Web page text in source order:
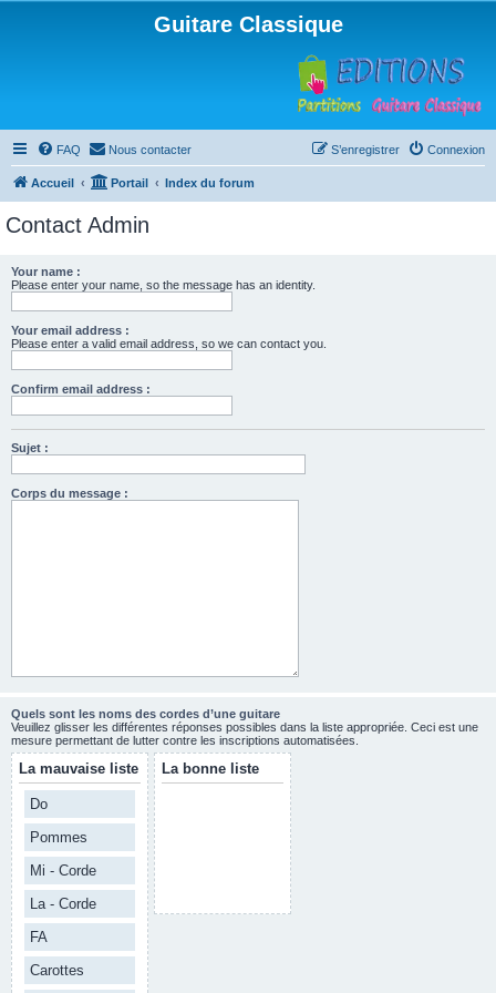
Guitare Classique
FAQ Nous contacter Connexion
S’enregistrer
Accueil Portail Index du forum
Contact Admin
Your name :
Please enter your name, so the message has an identity.
Your email address :
Please enter a valid email address, so we can contact you.
Confirm email address :
Sujet :
Corps du message :
Quels sont les noms des cordes d’une guitare
Veuillez glisser les différentes réponses possibles dans la liste appropriée. Ceci est une
mesure permettant de lutter contre les inscriptions automatisées.
La mauvaise liste
Do
Pommes
Mi - Corde
La - Corde
FA
Carottes
La bonne liste